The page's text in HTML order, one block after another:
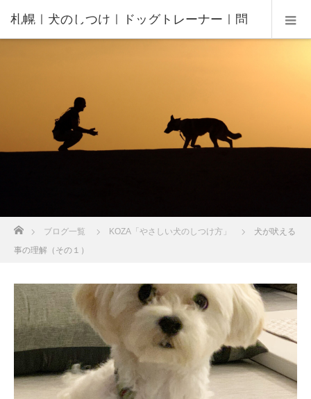
札幌｜犬のしつけ｜ドッグトレーナー｜問
んの家庭教師®️
ブログ一覧 KOZA「やさしい犬のしつけ方」
犬が吠える
事の理解（その１）